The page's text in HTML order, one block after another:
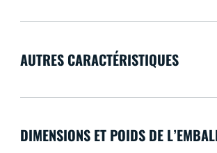
AUTRES CARACTÉRISTIQUES
DIMENSIONS ET POIDS DE